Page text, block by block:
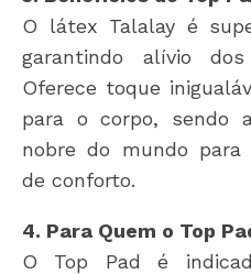
O látex Talalay é
garantindo alívio
Oferece toque
para o corpo, sendo
nobre do mundo para
de conforto.
4. Para Quem o Top
O Top Pad é